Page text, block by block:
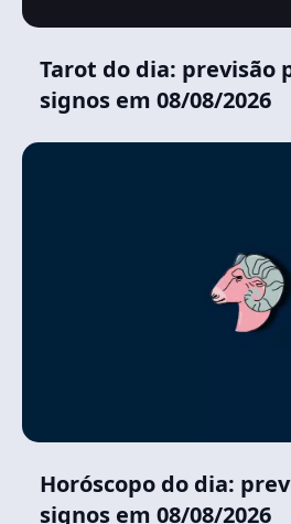
Tarot do dia: previsão
signos em 08/08/2026
Horóscopo do dia:
signos em 08/08/2026